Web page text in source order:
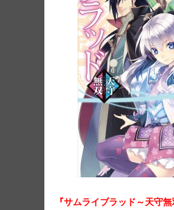
『サムライブラッド～天守